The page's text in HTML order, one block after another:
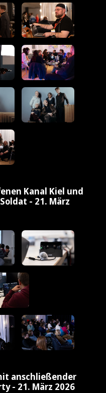
Kanal Kiel und
- 21. März
anschließender
- 21. März 2026